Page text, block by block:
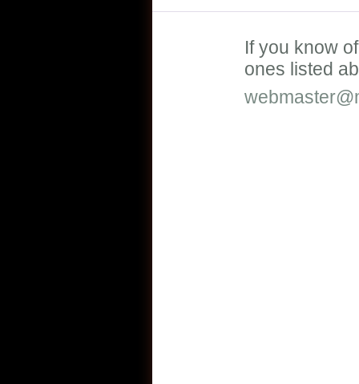
If you know
ones listed